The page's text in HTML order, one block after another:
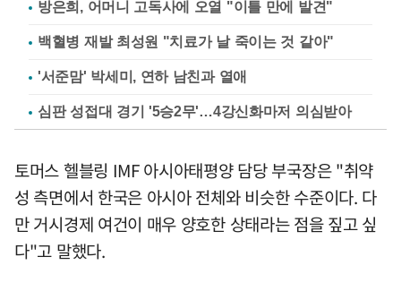
방은희, 어머니 고독사에 오열 "이틀 만에 발견"
백혈병 재발 최성원 "치료가 날 죽이는 것 같아"
'서준맘' 박세미, 연하 남친과 열애
심판 성접대 경기 '5승2무'…4강신화마저 의심받아
토머스 헬블링 IMF 아시아태평양 담당 부국장은 "취약
성 측면에서 한국은 아시아 전체와 비슷한 수준이다. 다
만 거시경제 여건이 매우 양호한 상태라는 점을 짚고 싶
다"고 말했다.